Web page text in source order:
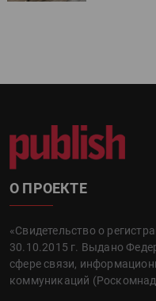
О ПРОЕКТЕ
«Свидетельство о
30.10.2015 г. Выдано
сфере связи,
коммуникаций